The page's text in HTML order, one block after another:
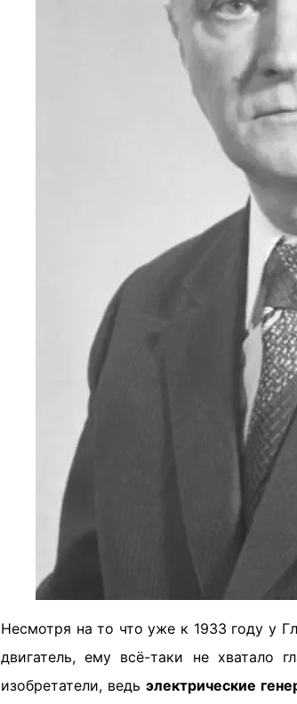
Несмотря на то что уже к 1933 году у
двигатель, ему всё-таки не хватало
изобретатели, ведьэлектрические